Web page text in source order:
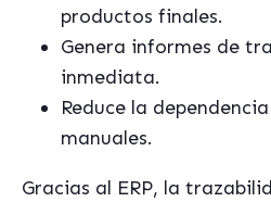
productos finales.
Genera informes de
inmediata.
Reduce la
manuales.
Gracias al ERP, la